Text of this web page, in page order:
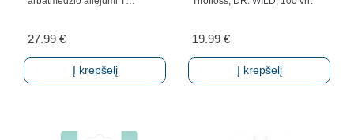
27.99 €
Į krepšelį
19.99 €
Į krepšelį